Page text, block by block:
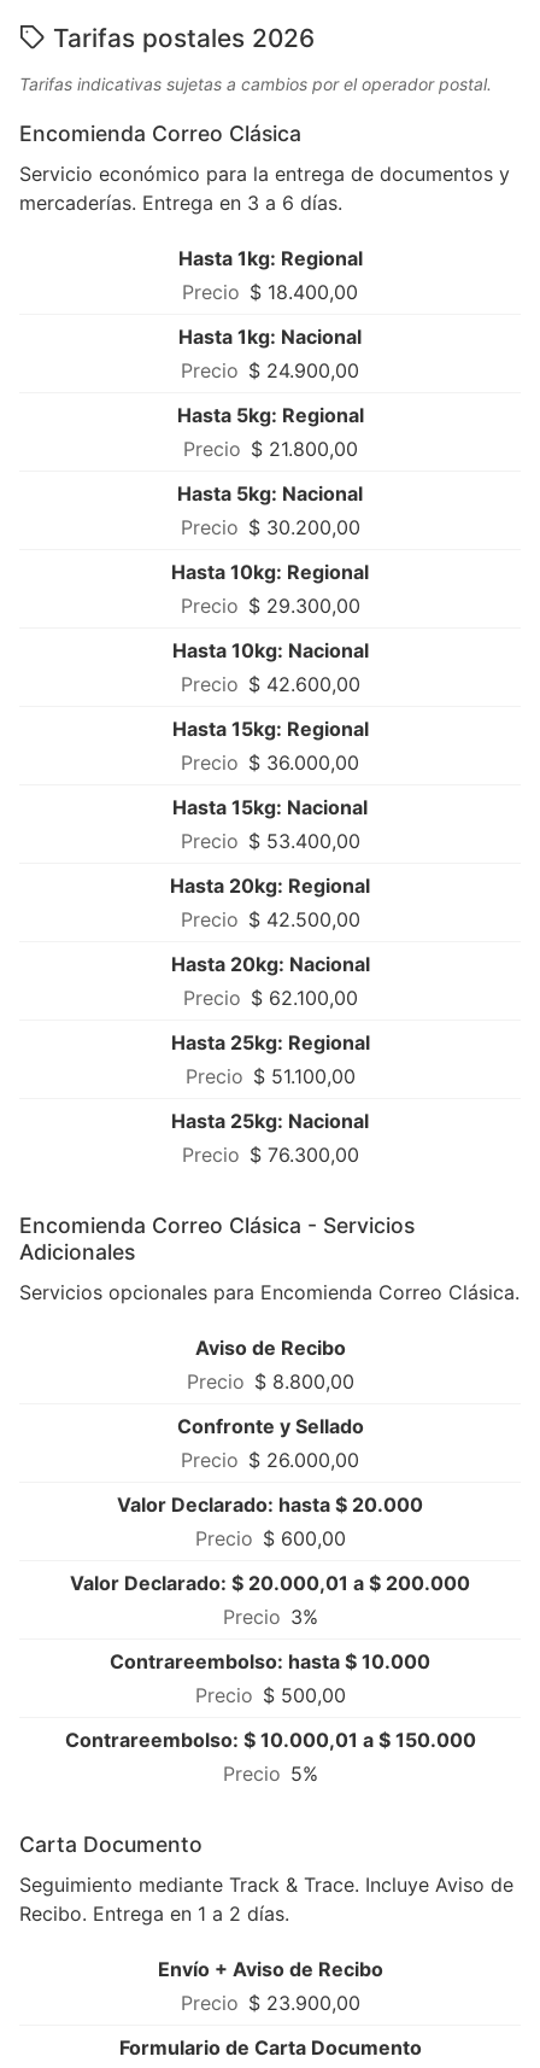
Tarifas postales 2026
Tarifas indicativas sujetas a cambios por el operador postal.
Encomienda Correo Clásica
Servicio económico para la entrega de documentos y
mercaderías. Entrega en 3 a 6 días.
Hasta 1kg: Regional
$ 18.400,00
Hasta 1kg: Nacional
$ 24.900,00
Hasta 5kg: Regional
$ 21.800,00
Hasta 5kg: Nacional
$ 30.200,00
Hasta 10kg: Regional
$ 29.300,00
Hasta 10kg: Nacional
$ 42.600,00
Hasta 15kg: Regional
$ 36.000,00
Hasta 15kg: Nacional
$ 53.400,00
Hasta 20kg: Regional
$ 42.500,00
Hasta 20kg: Nacional
$ 62.100,00
Hasta 25kg: Regional
$ 51.100,00
Hasta 25kg: Nacional
$ 76.300,00
Encomienda Correo Clásica - Servicios
Adicionales
Servicios opcionales para Encomienda Correo Clásica.
Aviso de Recibo
$ 8.800,00
Confronte y Sellado
$ 26.000,00
Valor Declarado: hasta $ 20.000
$ 600,00
Valor Declarado: $ 20.000,01 a $ 200.000
3%
Contrareembolso: hasta $ 10.000
$ 500,00
Contrareembolso: $ 10.000,01 a $ 150.000
5%
Carta Documento
Seguimiento mediante Track & Trace. Incluye Aviso de
Recibo. Entrega en 1 a 2 días.
Envío + Aviso de Recibo
$ 23.900,00
Formulario de Carta Documento